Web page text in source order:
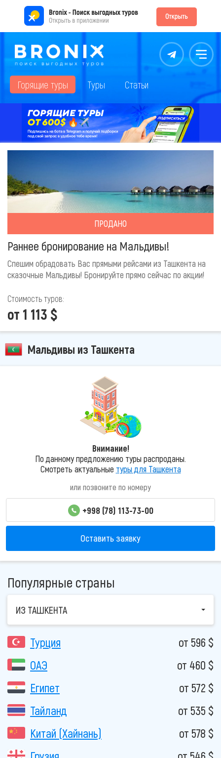
Контакты Меню
Горящие туры Туры Статьи
ПРОДАНО
Раннее бронирование на Мальдивы!
Спешим обрадовать Вас прямыми рейсами из Ташкента на
сказочные Мальдивы! Бронируйте прямо сейчас по акции!
Стоимость туров:
от 1 113 $
Мальдивы из Ташкента
Внимание!
По данному предложению туры распроданы.
Смотреть актуальные туры для Ташкента
или позвоните по номеру
+998 (78) 113-73-00
Оставить заявку
Популярные страны
ИЗ ТАШКЕНТА
Турция
от 596 $
ОАЭ
от 460 $
Египет
от 572 $
Тайланд
от 535 $
Китай (Хайнань)
от 578 $